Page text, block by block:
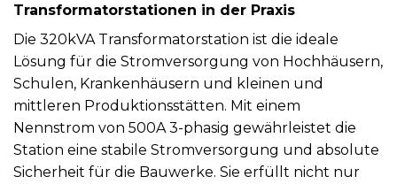
Transformatorstationen in der Praxis
Die 320kVA Transformatorstation ist die ideale
Lösung für die Stromversorgung von Hochhäusern,
Schulen, Krankenhäusern und kleinen und
mittleren Produktionsstätten. Mit einem
Nennstrom von 500A 3-phasig gewährleistet die
Station eine stabile Stromversorgung und absolute
Sicherheit für die Bauwerke. Sie erfüllt nicht nur